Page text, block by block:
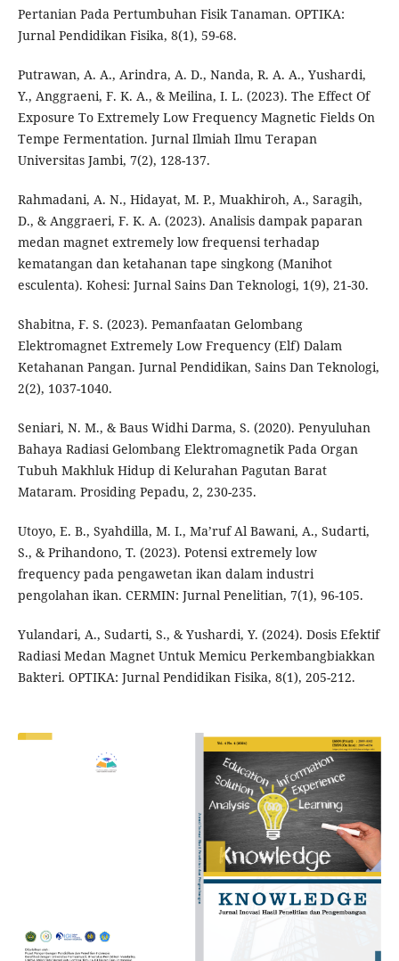
Pertanian Pada Pertumbuhan Fisik Tanaman. OPTIKA:
Jurnal Pendidikan Fisika, 8(1), 59-68.
Putrawan, A. A., Arindra, A. D., Nanda, R. A. A., Yushardi,
Y., Anggraeni, F. K. A., & Meilina, I. L. (2023). The Effect Of
Exposure To Extremely Low Frequency Magnetic Fields On
Tempe Fermentation. Jurnal Ilmiah Ilmu Terapan
Universitas Jambi, 7(2), 128-137.
Rahmadani, A. N., Hidayat, M. P., Muakhiroh, A., Saragih,
D., & Anggraeri, F. K. A. (2023). Analisis dampak paparan
medan magnet extremely low frequensi terhadap
kematangan dan ketahanan tape singkong (Manihot
esculenta). Kohesi: Jurnal Sains Dan Teknologi, 1(9), 21-30.
Shabitna, F. S. (2023). Pemanfaatan Gelombang
Elektromagnet Extremely Low Frequency (Elf) Dalam
Ketahanan Pangan. Jurnal Pendidikan, Sains Dan Teknologi,
2(2), 1037-1040.
Seniari, N. M., & Baus Widhi Darma, S. (2020). Penyuluhan
Bahaya Radiasi Gelombang Elektromagnetik Pada Organ
Tubuh Makhluk Hidup di Kelurahan Pagutan Barat
Mataram. Prosiding Pepadu, 2, 230-235.
Utoyo, E. B., Syahdilla, M. I., Ma’ruf Al Bawani, A., Sudarti,
S., & Prihandono, T. (2023). Potensi extremely low
frequency pada pengawetan ikan dalam industri
pengolahan ikan. CERMIN: Jurnal Penelitian, 7(1), 96-105.
Yulandari, A., Sudarti, S., & Yushardi, Y. (2024). Dosis Efektif
Radiasi Medan Magnet Untuk Memicu Perkembangbiakkan
Bakteri. OPTIKA: Jurnal Pendidikan Fisika, 8(1), 205-212.